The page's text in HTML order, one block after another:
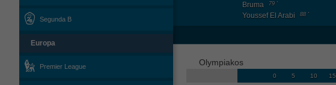
Segunda B
Europa
Premier League
Bruma 79 '
Youssef El Arabi 88 '
Olympiakos
0 5 10 15